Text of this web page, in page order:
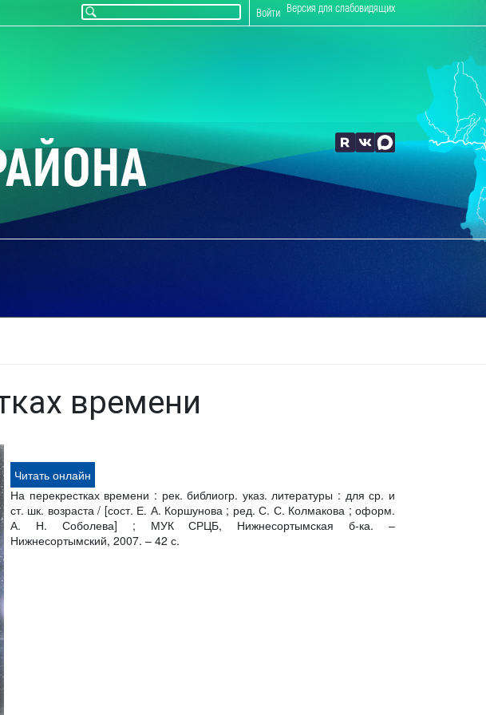
Версия для слабовидящих
Войти
времени
Читать онлайн
На перекрестках времени : рек. библиогр. указ. литературы : для ср. и
ст. шк. возраста / [сост. Е. А. Коршунова ; ред. С. С. Колмакова ; оформ.
А. Н. Соболева] ; МУК СРЦБ, Нижнесортымская б-ка. –
Нижнесортымский, 2007. – 42 с.